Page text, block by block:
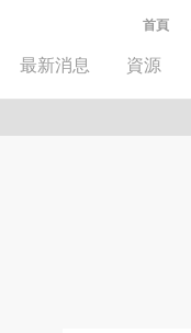
首頁
最新消息 資源